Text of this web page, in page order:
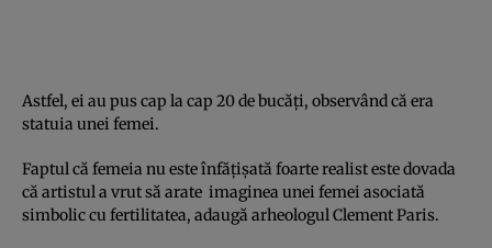
Astfel, ei au pus cap la cap 20 de bucăţi, observând că era
statuia unei femei.
Faptul că femeia nu este înfăţişată foarte realist este dovada
că artistul a vrut să arate imaginea unei femei asociată
simbolic cu fertilitatea, adaugă arheologul Clement Paris.